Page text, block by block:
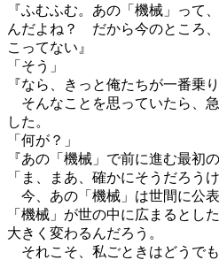
『ふむふむ。あの「機械」って
んだよね？ だから今のところ
こってない』
「そう」
『なら、きっと俺たちが一番乗り
そんなことを思っていたら、
した。
「何が？」
『あの「機械」で前に進む最初
「ま、まあ、確かにそうだろう
今、あの「機械」は世間に公
「機械」が世の中に広まると
大きく変わるんだろう。
それこそ、私ごときはどうでも